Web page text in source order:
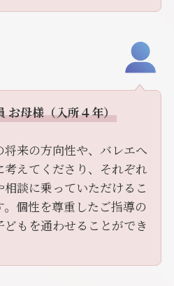
お母様（入所４年）
将来の方向性や、バレエへ
えてくださり、それぞれ
談に乗っていただけるこ
個性を尊重したご指導の
もを通わせることができ